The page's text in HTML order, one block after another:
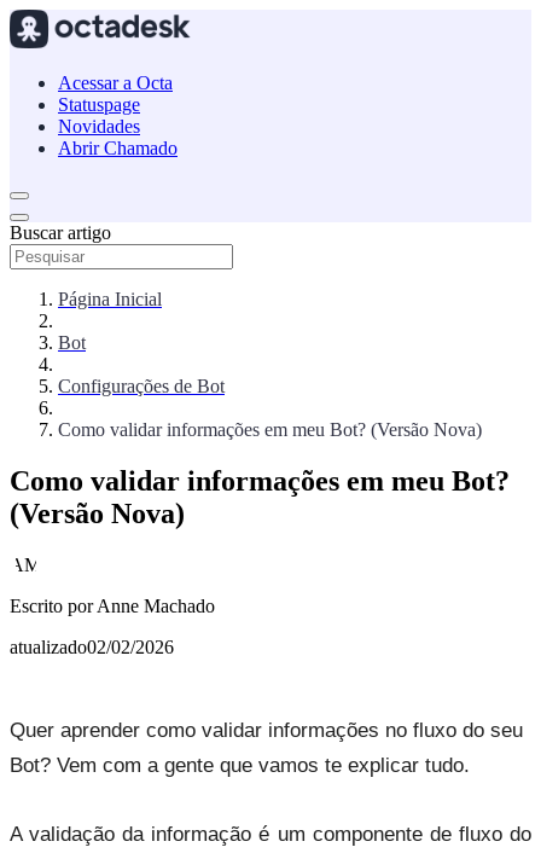
Acessar a Octa
Statuspage
Novidades
Abrir Chamado
Buscar artigo
Página Inicial
Bot
Configurações de Bot
Como validar informações em meu Bot? (Versão Nova)
Como validar informações em meu Bot?
(Versão Nova)
AM
Escrito porAnne Machado
atualizado02/02/2026
Quer aprender como validar informações no fluxo do seu
Bot? Vem com a gente que vamos te explicar tudo.
A validação da informação é um componente de fluxo do